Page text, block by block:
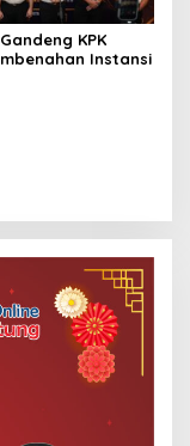
KPK
Instansi